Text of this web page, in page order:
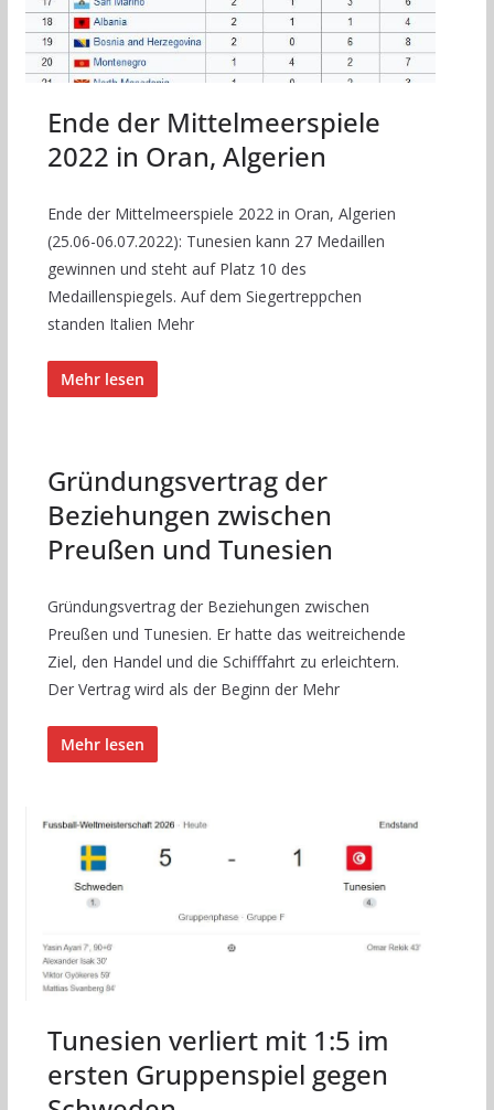
Ende der Mittelmeerspiele
2022 in Oran, Algerien
Ende der Mittelmeerspiele 2022 in Oran, Algerien
(25.06-06.07.2022): Tunesien kann 27 Medaillen
gewinnen und steht auf Platz 10 des
Medaillenspiegels. Auf dem Siegertreppchen
standen Italien Mehr
Mehr lesen
Gründungsvertrag der
Beziehungen zwischen
Preußen und Tunesien
Gründungsvertrag der Beziehungen zwischen
Preußen und Tunesien. Er hatte das weitreichende
Ziel, den Handel und die Schifffahrt zu erleichtern.
Der Vertrag wird als der Beginn der Mehr
Mehr lesen
Tunesien verliert mit 1:5 im
ersten Gruppenspiel gegen